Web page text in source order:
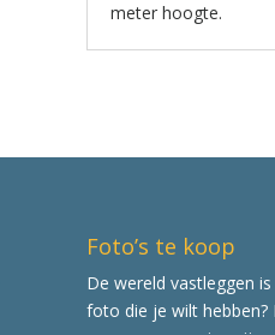
meter hoogte.
Foto’s te koop
De wereld vastleggen
foto die je wilt